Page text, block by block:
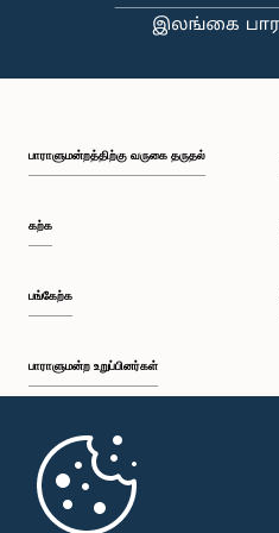
பி.ப. 1:18 - பி.ப. 1:25
பி.ப. 1:34 - பி.ப. 1:44
பி.ப. 1:56 - பி.ப. 2:04
பாராளுமன்றத்திற்கு வருகை தருதல்
கற்க
பங்கேற்க
பாராளுமன்ற உறுப்பினர்கள்
முதற்பக்கம்